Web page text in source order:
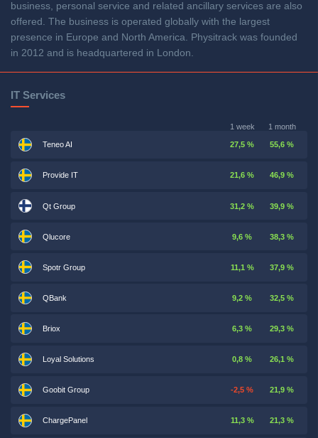
business, personal service and related ancillary services are also
offered. The business is operated globally with the largest
presence in Europe and North America. Physitrack was founded
in 2012 and is headquartered in London.
IT Services
1 week 1 month
Teneo AI 27,5 % 55,6 %
Provide IT 21,6 % 46,9 %
Qt Group 31,2 % 39,9 %
Qlucore 9,6 % 38,3 %
Spotr Group 11,1 % 37,9 %
QBank 9,2 % 32,5 %
Briox 6,3 % 29,3 %
Loyal Solutions 0,8 % 26,1 %
Goobit Group -2,5 % 21,9 %
ChargePanel 11,3 % 21,3 %